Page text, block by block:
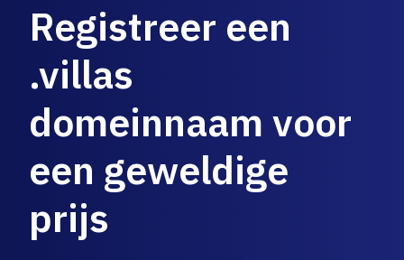
Registreer een
.villas
domeinnaam voor
een geweldige
prijs